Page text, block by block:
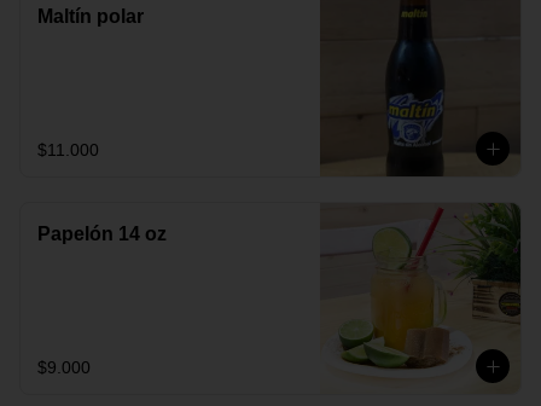
Maltín polar
$11.000
Papelón 14 oz
$9.000